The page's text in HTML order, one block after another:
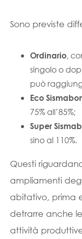
Sono previste
Ordinario,
singolo o
può
Eco
75% all’85%;
Super
sino al 110%.
Questi
ampliamenti
abitativo, prima
detrarre anche
attività